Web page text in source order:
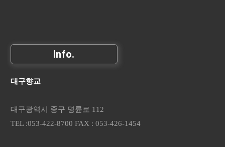
Info.
대구향교
대구광역시 중구 명륜로 112
TEL :053-422-8700 FAX : 053-426-1454